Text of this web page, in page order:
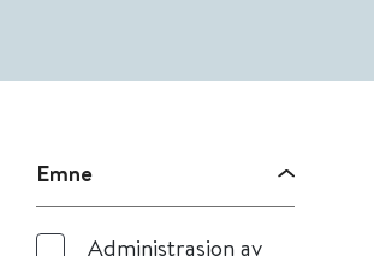
Emne
Administrasjon av